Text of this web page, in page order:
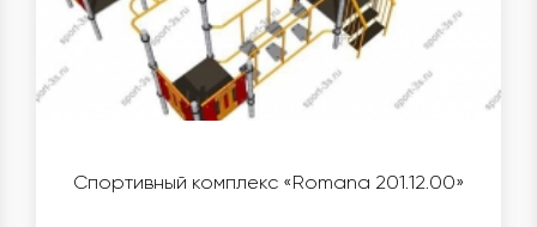
Спортивный комплекс «Romana 201.12.00»